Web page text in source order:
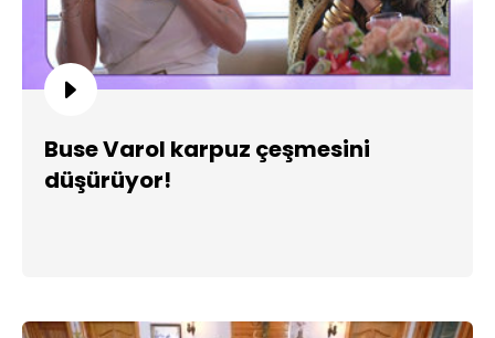
Buse Varol karpuz çeşmesini
düşürüyor!